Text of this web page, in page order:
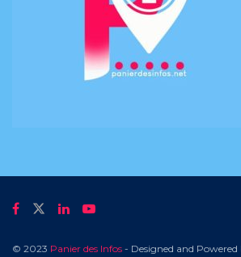
© 2023 Panier des Infos - Designed and Powered